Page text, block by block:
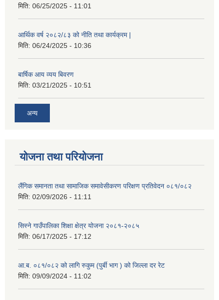
मिति: 06/25/2025 - 11:01
आर्थिक वर्ष २०८२/८३ को नीति तथा कार्यक्रम |
मिति: 06/24/2025 - 10:36
बार्षिक आय व्यय बिवरण
मिति: 03/21/2025 - 10:51
अन्य
योजना तथा परियोजना
लैंगिक समानता तथा सामाजिक समावेसीकरण परिक्षण प्रतिवेदन ०८१/०८२
मिति: 02/09/2026 - 11:11
सिस्ने गाउँपालिका शिक्षा क्षेत्र योजना २०८१-२०८५
मिति: 06/17/2025 - 17:12
आ.ब. ०८१/०८२ को लागि रुकुम (पुर्बी भाग ) को जिल्ला दर रेट
मिति: 09/09/2024 - 11:02